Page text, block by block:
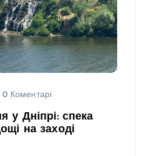
0 Коментарі
у Дніпрі: спека
на заході